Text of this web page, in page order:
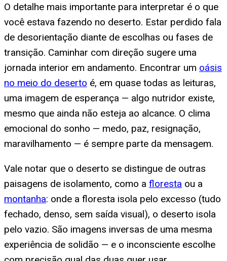
O detalhe mais importante para interpretar é o que
você estava fazendo no deserto. Estar perdido fala
de desorientação diante de escolhas ou fases de
transição. Caminhar com direção sugere uma
jornada interior em andamento. Encontrar um oásis
no meio do deserto é, em quase todas as leituras,
uma imagem de esperança — algo nutridor existe,
mesmo que ainda não esteja ao alcance. O clima
emocional do sonho — medo, paz, resignação,
maravilhamento — é sempre parte da mensagem.
Vale notar que o deserto se distingue de outras
paisagens de isolamento, como a floresta ou a
montanha: onde a floresta isola pelo excesso (tudo
fechado, denso, sem saída visual), o deserto isola
pelo vazio. São imagens inversas de uma mesma
experiência de solidão — e o inconsciente escolhe